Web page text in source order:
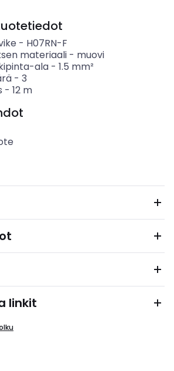
- H07RN-F
materiaali- muovi
ala- 1.5 mm²
- 3
- 12 m
linkit